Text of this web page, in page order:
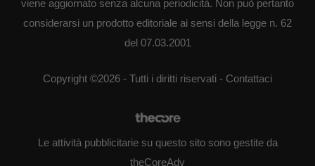
viene aggiornato senza alcuna periodicità. Non può pertanto
considerarsi un prodotto editoriale ai sensi della legge n. 62
del 07.03.2001
Copyright ©2026 - Tutti i diritti riservati - Contattaci
Le attività pubblicitarie su questo sito sono gestite da
theCoreAdv